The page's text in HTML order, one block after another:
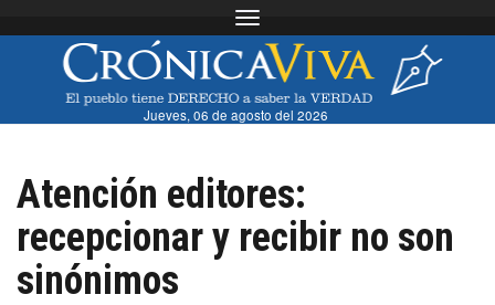
Toggle navigation
Jueves, 06 de agosto del 2026
Atención editores:
recepcionar y recibir no son
sinónimos